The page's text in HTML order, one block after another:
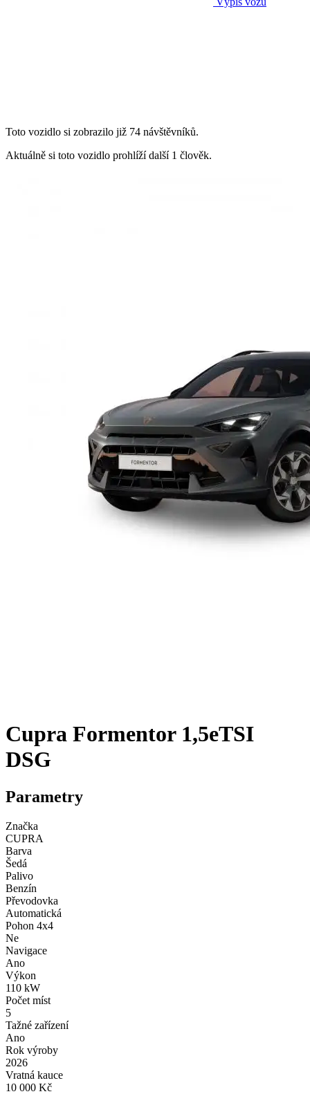
Toto vozidlo si zobrazilo již 74 návštěvníků.
Aktuálně si toto vozidlo prohlíží další 1 člověk.
Cupra Formentor 1,5eTSI
DSG
Parametry
Značka
CUPRA
Barva
Šedá
Palivo
Benzín
Převodovka
Automatická
Pohon 4x4
Ne
Navigace
Ano
Výkon
110 kW
Počet míst
5
Tažné zařízení
Ano
Rok výroby
2026
Vratná kauce
10 000 Kč